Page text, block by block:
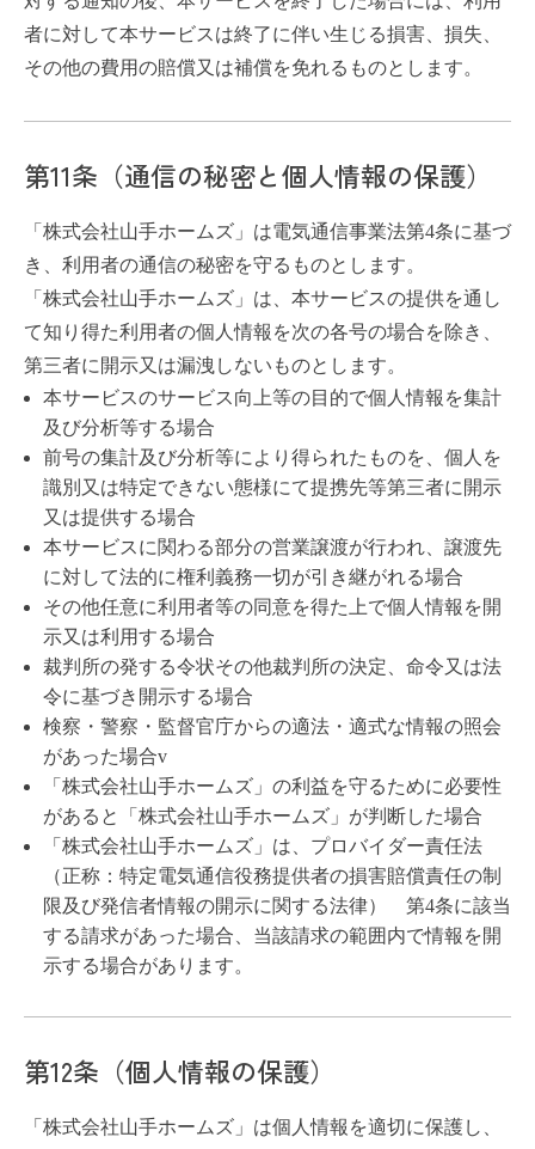
者に対して本サービスは終了に伴い生じる損害、損失、
その他の費用の賠償又は補償を免れるものとします。
第11条（通信の秘密と個人情報の保護）
「株式会社山手ホームズ」は電気通信事業法第4条に基づ
き、利用者の通信の秘密を守るものとします。
「株式会社山手ホームズ」は、本サービスの提供を通し
て知り得た利用者の個人情報を次の各号の場合を除き、
第三者に開示又は漏洩しないものとします。
本サービスのサービス向上等の目的で個人情報を集計
及び分析等する場合
前号の集計及び分析等により得られたものを、個人を
識別又は特定できない態様にて提携先等第三者に開示
又は提供する場合
本サービスに関わる部分の営業譲渡が行われ、譲渡先
に対して法的に権利義務一切が引き継がれる場合
その他任意に利用者等の同意を得た上で個人情報を開
示又は利用する場合
裁判所の発する令状その他裁判所の決定、命令又は法
令に基づき開示する場合
検察・警察・監督官庁からの適法・適式な情報の照会
があった場合v
「株式会社山手ホームズ」の利益を守るために必要性
があると「株式会社山手ホームズ」が判断した場合
「株式会社山手ホームズ」は、プロバイダー責任法
（正称：特定電気通信役務提供者の損害賠償責任の制
限及び発信者情報の開示に関する法律） 第4条に該当
する請求があった場合、当該請求の範囲内で情報を開
示する場合があります。
第12条（個人情報の保護）
「株式会社山手ホームズ」は個人情報を適切に保護し、